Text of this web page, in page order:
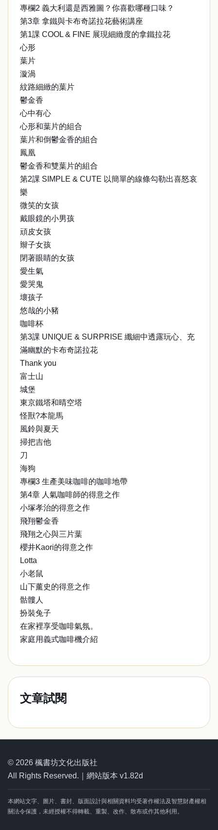
專欄2 義大利還是西雅圖？你喜歡哪種口味？
第3章 拿鐵與卡布奇諾拉花藝術講座
第1課 COOL & FINE 展現細緻度的拿鐵拉花
心形
葉片
漩渦
紋路細緻的葉片
鬱金香
心中有心
心形和葉片的組合
葉片和倒鬱金香的組合
鳳凰
鬱金香和雙葉片的組合
第2課 SIMPLE & CUTE 以簡單的線條勾勒出喜怒哀
樂
微笑的女孩
戴眼鏡的小男孩
頑皮女孩
辮子女孩
閉著眼睛的女孩
愛生氣
愛哭鬼
壞孩子
悠哉的小豬
咖啡杯
第3課 UNIQUE & SURPRISE 纖細中透露玩心、充
滿幽默的卡布奇諾拉花
Thank you
富士山
城堡
東京鐵塔和晴空塔
怪獸?本龍馬
風鈴與夏天
掃把吉他
刀
海狗
專欄3 生產美味咖啡的咖啡地帶
第4章 人氣咖啡師的得意之作
小塚孝治的得意之作
飛翔鬱金香
飛翔之心與三片葉
櫻井Kaori的得意之作
Lotta
小老鼠
山下薰史的得意之作
骷髏人
扮裝兔子
在家裡享受咖啡氣氛。
家庭用義式咖啡機介紹
文章試閱
© 2026 楓書坊文化出版社
All Rights Reserved.｜網站版本 v1.82d
本網站文字、圖片、書封、版面設計與相關資料均受著作權法及智慧財產權相
關法令保護，未經授權不得轉載、重製、改作、散布或作其他利用。